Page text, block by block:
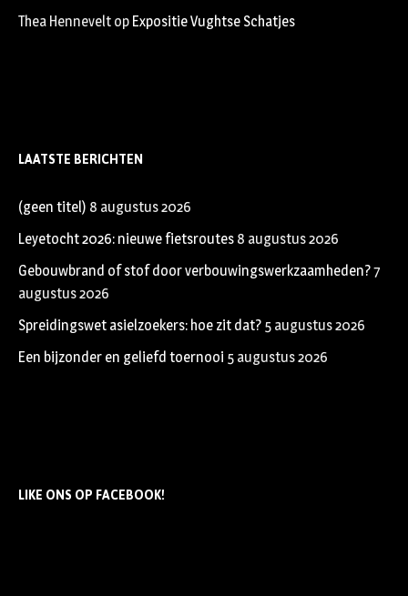
Thea Hennevelt op Expositie Vughtse Schatjes
LAATSTE BERICHTEN
(geen titel) 8 augustus 2026
Leyetocht 2026: nieuwe fietsroutes 8 augustus 2026
Gebouwbrand of stof door verbouwingswerkzaamheden?7
augustus 2026
Spreidingswet asielzoekers: hoe zit dat? 5 augustus 2026
Een bijzonder en geliefd toernooi 5 augustus 2026
LIKE ONS OP FACEBOOK!